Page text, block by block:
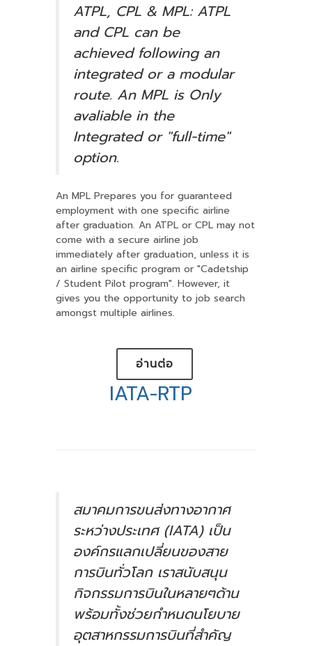
ATPL, CPL & MPL: ATPL
and CPL can be
achieved following an
integrated or a modular
route. An MPL is Only
avaliable in the
Integrated or "full-time"
option.
An MPL Prepares you for guaranteed
employment with one specific airline
after graduation. An ATPL or CPL may not
come with a secure airline job
immediately after graduation, unless it is
an airline specific program or "Cadetship
/ Student Pilot program". However, it
gives you the opportunity to job search
amongst multiple airlines.
อ่านต่อ
IATA-RTP
สมาคมการขนส่งทางอากาศ
ระหว่างประเทศ (IATA) เป็น
องค์กรแลกเปลี่ยนของสาย
การบินทั่วโลก เราสนับสนุน
กิจกรรมการบินในหลายๆด้าน
พร้อมทั้งช่วยกำหนดนโยบาย
อุตสาหกรรมการบินที่สำคัญ